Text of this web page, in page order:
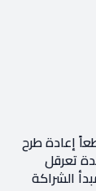
إعادة طرح
تعرقل
الشراكة